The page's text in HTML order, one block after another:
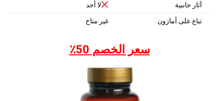
آثار جانبية لا أحد
تباع على أمازون غير متاح
سعر الخصم 50٪